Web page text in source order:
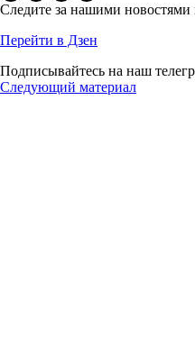
Следите за нашими новостями
Перейти в Дзен
Подписывайтесь на наш
Следующий материал